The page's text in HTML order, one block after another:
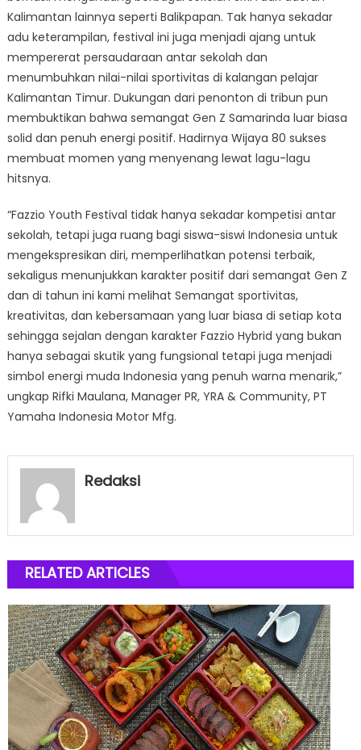
Kalimantan lainnya seperti Balikpapan. Tak hanya sekadar
adu keterampilan, festival ini juga menjadi ajang untuk
mempererat persaudaraan antar sekolah dan
menumbuhkan nilai-nilai sportivitas di kalangan pelajar
Kalimantan Timur. Dukungan dari penonton di tribun pun
membuktikan bahwa semangat Gen Z Samarinda luar biasa
solid dan penuh energi positif. Hadirnya Wijaya 80 sukses
membuat momen yang menyenang lewat lagu-lagu
hitsnya.
“Fazzio Youth Festival tidak hanya sekadar kompetisi antar
sekolah, tetapi juga ruang bagi siswa-siswi Indonesia untuk
mengekspresikan diri, memperlihatkan potensi terbaik,
sekaligus menunjukkan karakter positif dari semangat Gen Z
dan di tahun ini kami melihat Semangat sportivitas,
kreativitas, dan kebersamaan yang luar biasa di setiap kota
sehingga sejalan dengan karakter Fazzio Hybrid yang bukan
hanya sebagai skutik yang fungsional tetapi juga menjadi
simbol energi muda Indonesia yang penuh warna menarik,”
ungkap Rifki Maulana, Manager PR, YRA & Community, PT
Yamaha Indonesia Motor Mfg.
Redaksi
RELATED ARTICLES